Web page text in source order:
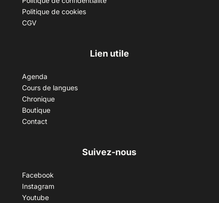
Politique de cookies
CGV
Lien utile
Agenda
Cours de langues
Chronique
Boutique
Contact
Suivez-nous
Facebook
Instagram
Youtube